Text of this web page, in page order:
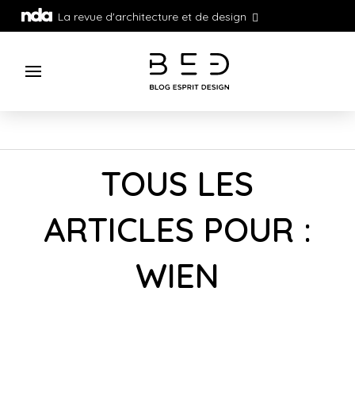
La revue d'architecture et de design
TOUS LES
ARTICLES POUR :
WIEN